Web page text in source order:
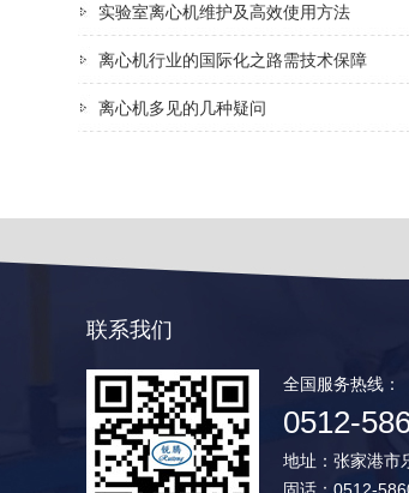
实验室离心机维护及高效使用方法
离心机行业的国际化之路需技术保障
离心机多见的几种疑问
联系我们
全国服务热线：
0512-
地址：张家港市